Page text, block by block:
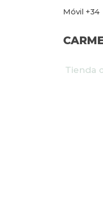
Móvil +34
Tienda